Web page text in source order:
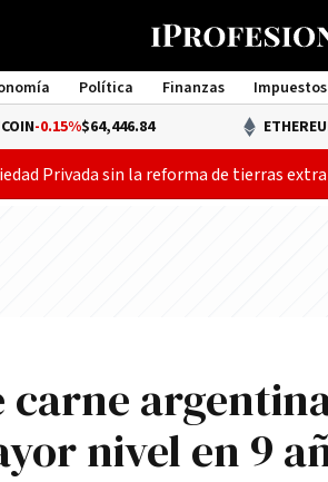
Política Finanzas Impuestos
Management
ETHEREUM0.51%
Privada sin la reforma de tierras
nivel en 9